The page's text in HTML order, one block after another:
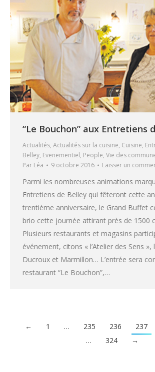
“Le Bouchon” aux Entretiens
Actualités, Actualités sur la cuisine, Cuisine,
Belley, Evenementiel, People, Vie des
Par Léa 9 octobre 2016 Laisser un
Parmi les nombreuses animations
Entretiens de Belley qui fêteront cette
trentième anniversaire, le Grand Buffet
brio cette journée attirant près de 1500
Plusieurs restaurants et magasins
événement, citons « l’Atelier des Sens »,
Ducroux et Marmillon… L’entrée sera
restaurant “Le Bouchon”,…
← 1 … 235 236 237
…
324 →